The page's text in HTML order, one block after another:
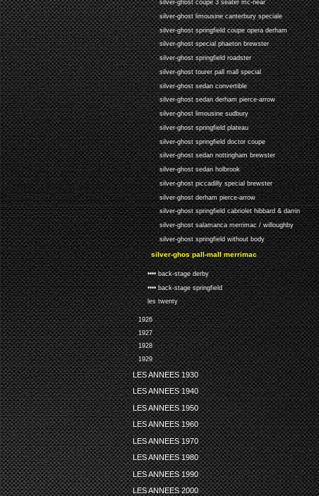
silver-ghost coupe 3 seater mc-near
silver-ghost limousine canterbury speciale
silver-ghost springfield coupe opera derham
silver-ghost special phaeton brewster
silver-ghost springfield roadster
silver-ghost tourer pall mall special
silver-ghost sedan convertible
silver-ghost sedan derham pierce-arrow
silver-ghost limousine sudbury
silver-ghost springfield plateau
silver-ghost springfield doctor coupe
silver-ghost sedan nottingham brewster
silver-ghost sedan holbrook
silver-ghost piccadilly special brewster
silver-ghost derham pierce-arrow
silver-ghost springfield cabriolet hibbard & darrin
silver-ghost salamanca merrimac / willoughby
silver-ghost springfield without body
silver-ghos pall-mall merrimac
•••• back-stage derby
•••• back-stage springfield
les twenty
1926
1927
1928
1929
LES ANNEES 1930
LES ANNEES 1940
LES ANNEES 1950
LES ANNEES 1960
LES ANNEES 1970
LES ANNEES 1980
LES ANNEES 1990
LES ANNEES 2000